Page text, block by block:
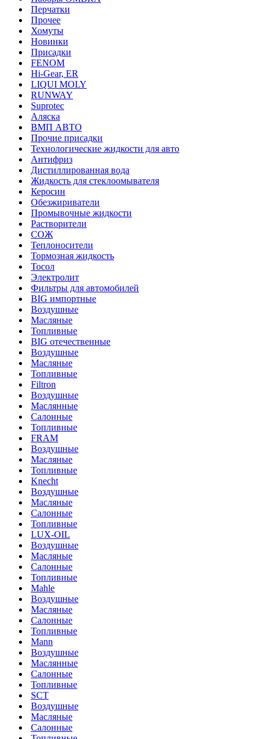
Перчатки
Прочее
Хомуты
Новинки
Присадки
FENOM
Hi-Gear, ER
LIQUI MOLY
RUNWAY
Suprotec
Аляска
ВМП АВТО
Прочие присадки
Технологические жидкости для авто
Антифриз
Дистиллированная вода
Жидкость для стеклоомывателя
Керосин
Обезжириватели
Промывочные жидкости
Растворители
СОЖ
Теплоносители
Тормозная жидкость
Тосол
Электролит
Фильтры для автомобилей
BIG импортные
Воздушные
Масляные
Топливные
BIG отечественные
Воздушные
Масляные
Топливные
Filtron
Воздушные
Маслянные
Салонные
Топливные
FRAM
Воздушные
Масляные
Топливные
Knecht
Воздушные
Масляные
Салонные
Топливные
LUX-OIL
Воздушные
Масляные
Салонные
Топливные
Mahle
Воздушные
Масляные
Салонные
Топливные
Mann
Воздушные
Маслянные
Салонные
Топливные
SCT
Воздушные
Масляные
Салонные